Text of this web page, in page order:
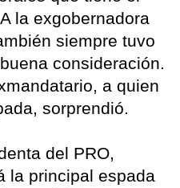
la exgobernadora
siempre tuvo
consideración.
a quien
sorprendió.
del PRO,
la principal espada